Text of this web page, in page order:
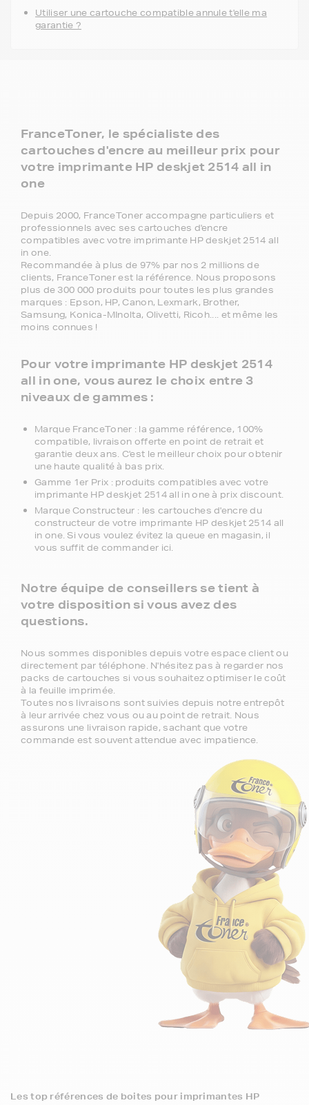
Utiliser une cartouche compatible annule t'elle ma
garantie ?
FranceToner, le spécialiste des
cartouches d'encre au meilleur prix pour
votre imprimante HP deskjet 2514 all in
one
Depuis 2000, FranceToner accompagne particuliers et
professionnels avec ses cartouches d'encre
compatibles avec votre imprimante HP deskjet 2514 all
in one.
Recommandée à plus de 97% par nos 2 millions de
clients, FranceToner est la référence. Nous proposons
plus de 300 000 produits pour toutes les plus grandes
marques : Epson, HP, Canon, Lexmark, Brother,
Samsung, Konica-MInolta, Olivetti, Ricoh.... et même les
moins connues !
Pour votre imprimante HP deskjet 2514
all in one, vous aurez le choix entre 3
niveaux de gammes :
Marque FranceToner : la gamme référence, 100%
compatible, livraison offerte en point de retrait et
garantie deux ans. C'est le meilleur choix pour obtenir
une haute qualité à bas prix.
Gamme 1er Prix : produits compatibles avec votre
imprimante HP deskjet 2514 all in one à prix discount.
Marque Constructeur : les cartouches d'encre du
constructeur de votre imprimante HP deskjet 2514 all
in one. Si vous voulez évitez la queue en magasin, il
vous suffit de commander ici.
Notre équipe de conseillers se tient à
votre disposition si vous avez des
questions.
Nous sommes disponibles depuis votre espace client ou
directement par téléphone. N'hésitez pas à regarder nos
packs de cartouches si vous souhaitez optimiser le coût
à la feuille imprimée.
Toutes nos livraisons sont suivies depuis notre entrepôt
à leur arrivée chez vous ou au point de retrait. Nous
assurons une livraison rapide, sachant que votre
commande est souvent attendue avec impatience.
Les top références de boites pour imprimantes HP